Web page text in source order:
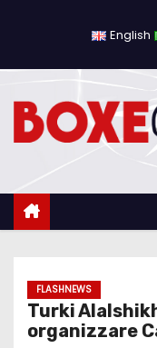
c
English
FLASHNEWS
Turki
organizzare